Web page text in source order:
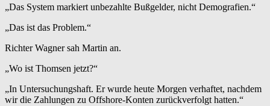
„Das System markiert unbezahlte Bußgelder, nicht Demografien.“
„Das ist das Problem.“
Richter Wagner sah Martin an.
„Wo ist Thomsen jetzt?“
„In Untersuchungshaft. Er wurde heute Morgen verhaftet, nachdem
wir die Zahlungen zu Offshore-Konten zurückverfolgt hatten.“